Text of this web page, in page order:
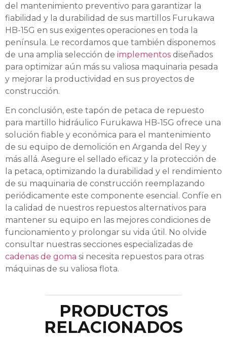
del mantenimiento preventivo para garantizar la
fiabilidad y la durabilidad de sus martillos Furukawa
HB-15G en sus exigentes operaciones en toda la
península. Le recordamos que también disponemos
de una amplia selección de implementos diseñados
para optimizar aún más su valiosa maquinaria pesada
y mejorar la productividad en sus proyectos de
construcción.
En conclusión, este tapón de petaca de repuesto
para martillo hidráulico Furukawa HB-15G ofrece una
solución fiable y económica para el mantenimiento
de su equipo de demolición en Arganda del Rey y
más allá. Asegure el sellado eficaz y la protección de
la petaca, optimizando la durabilidad y el rendimiento
de su maquinaria de construcción reemplazando
periódicamente este componente esencial. Confíe en
la calidad de nuestros repuestos alternativos para
mantener su equipo en las mejores condiciones de
funcionamiento y prolongar su vida útil. No olvide
consultar nuestras secciones especializadas de
cadenas de goma si necesita repuestos para otras
máquinas de su valiosa flota.
PRODUCTOS
RELACIONADOS